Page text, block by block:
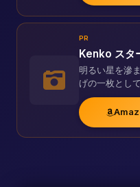
PR
Kenko スタ
明るい星を滲
げの一枚として